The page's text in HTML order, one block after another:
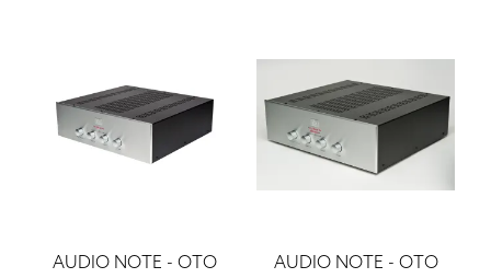
AUDIO NOTE -OTO
AUDIO NOTE - OTO